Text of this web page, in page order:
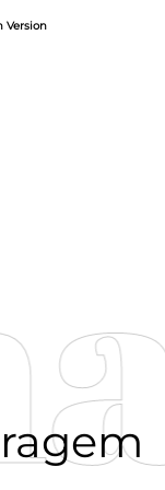
Version
Version